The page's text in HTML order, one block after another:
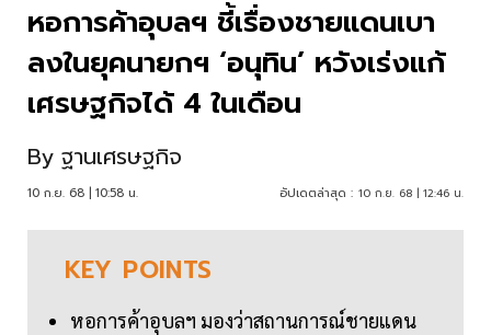
หอการค้าอุบลฯ ชี้เรื่องชายแดนเบา
ลงในยุคนายกฯ ‘อนุทิน’ หวังเร่งแก้
เศรษฐกิจได้ 4 ในเดือน
By ฐานเศรษฐกิจ
10 ก.ย. 68 | 10:58 น. อัปเดตล่าสุด : 10 ก.ย. 68 | 12:46 น.
KEY POINTS
หอการค้าอุบลฯ มองว่าสถานการณ์ชายแดน